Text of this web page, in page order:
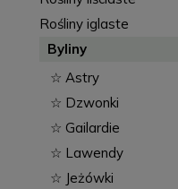
Rośliny iglaste
Byliny
☆ Astry
☆ Dzwonki
☆ Gailardie
☆ Lawendy
☆ Jeżówki